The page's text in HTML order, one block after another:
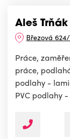
Aleš Trňák
Březová
Práce,
práce,
podlahy -
PVC podlahy